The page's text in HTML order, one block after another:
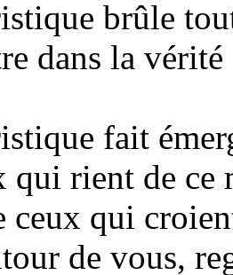
brûle
dans la
fait
qui rient de ce
ceux qui
de vous,